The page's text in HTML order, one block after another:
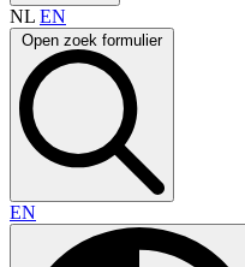
NL EN
Open zoek formulier
EN